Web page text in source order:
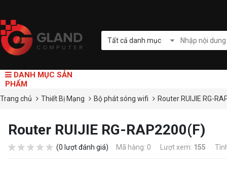
Tất cả danh mục
DANH MỤC SẢN
PHẨM
Trang chủ Thiết Bị Mạng Bộ phát sóng wifi Router RUIJIE RG-
Router RUIJIE RG-RAP2200(F)
(0 lượt đánh giá) Mã hàng: 0 Lượt xem: 155